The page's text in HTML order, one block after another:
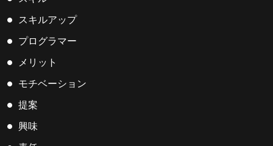
スキルアップ
プログラマー
メリット
モチベーション
提案
興味